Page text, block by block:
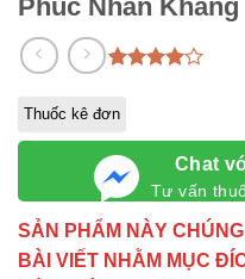
Chat
Tư vấn
Phúc Nhãn Khang
Thuốc kê đơntrên
giá
SẢN PHẨM NÀY
BÀI VIẾT NHẰM MỤC